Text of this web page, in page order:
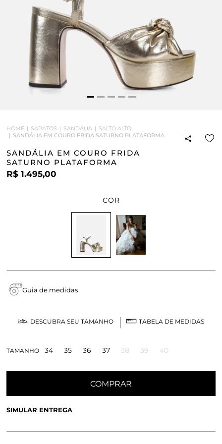
HOME SAPATOS SANDÁLIA
SALTO ALTO
SANDÁLIA EM COURO FRIDA SATURNO PLATAFORMA
SANDÁLIA EM COURO FRIDA
SATURNO PLATAFORMA
R$ 1.495,00
COR
Guia de medidas
DESCUBRA SEU TAMANHO TABELA DE MEDIDAS
TAMANHO 34 35 36 37 38 39 40
COMPRAR
SIMULAR ENTREGA